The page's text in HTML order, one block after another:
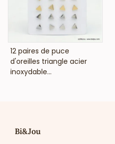
VOIR LE PRIX
12 paires de puce
d'oreilles triangle acier
inoxydable...
Bi&Jou